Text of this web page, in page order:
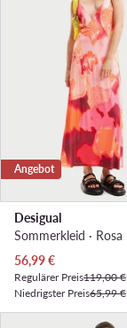
Angebot
Desigual
Sommerkleid · Rosa
Aktueller Preis
56,99€
Regulärer Preis119,00 €
Niedrigster Preis65,99 €